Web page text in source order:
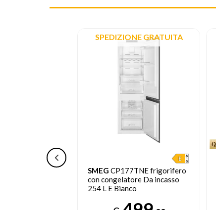
SPEDIZIONE GRATUITA
SMEG CP177TNE frigorifero
con congelatore Da incasso
254 L E Bianco